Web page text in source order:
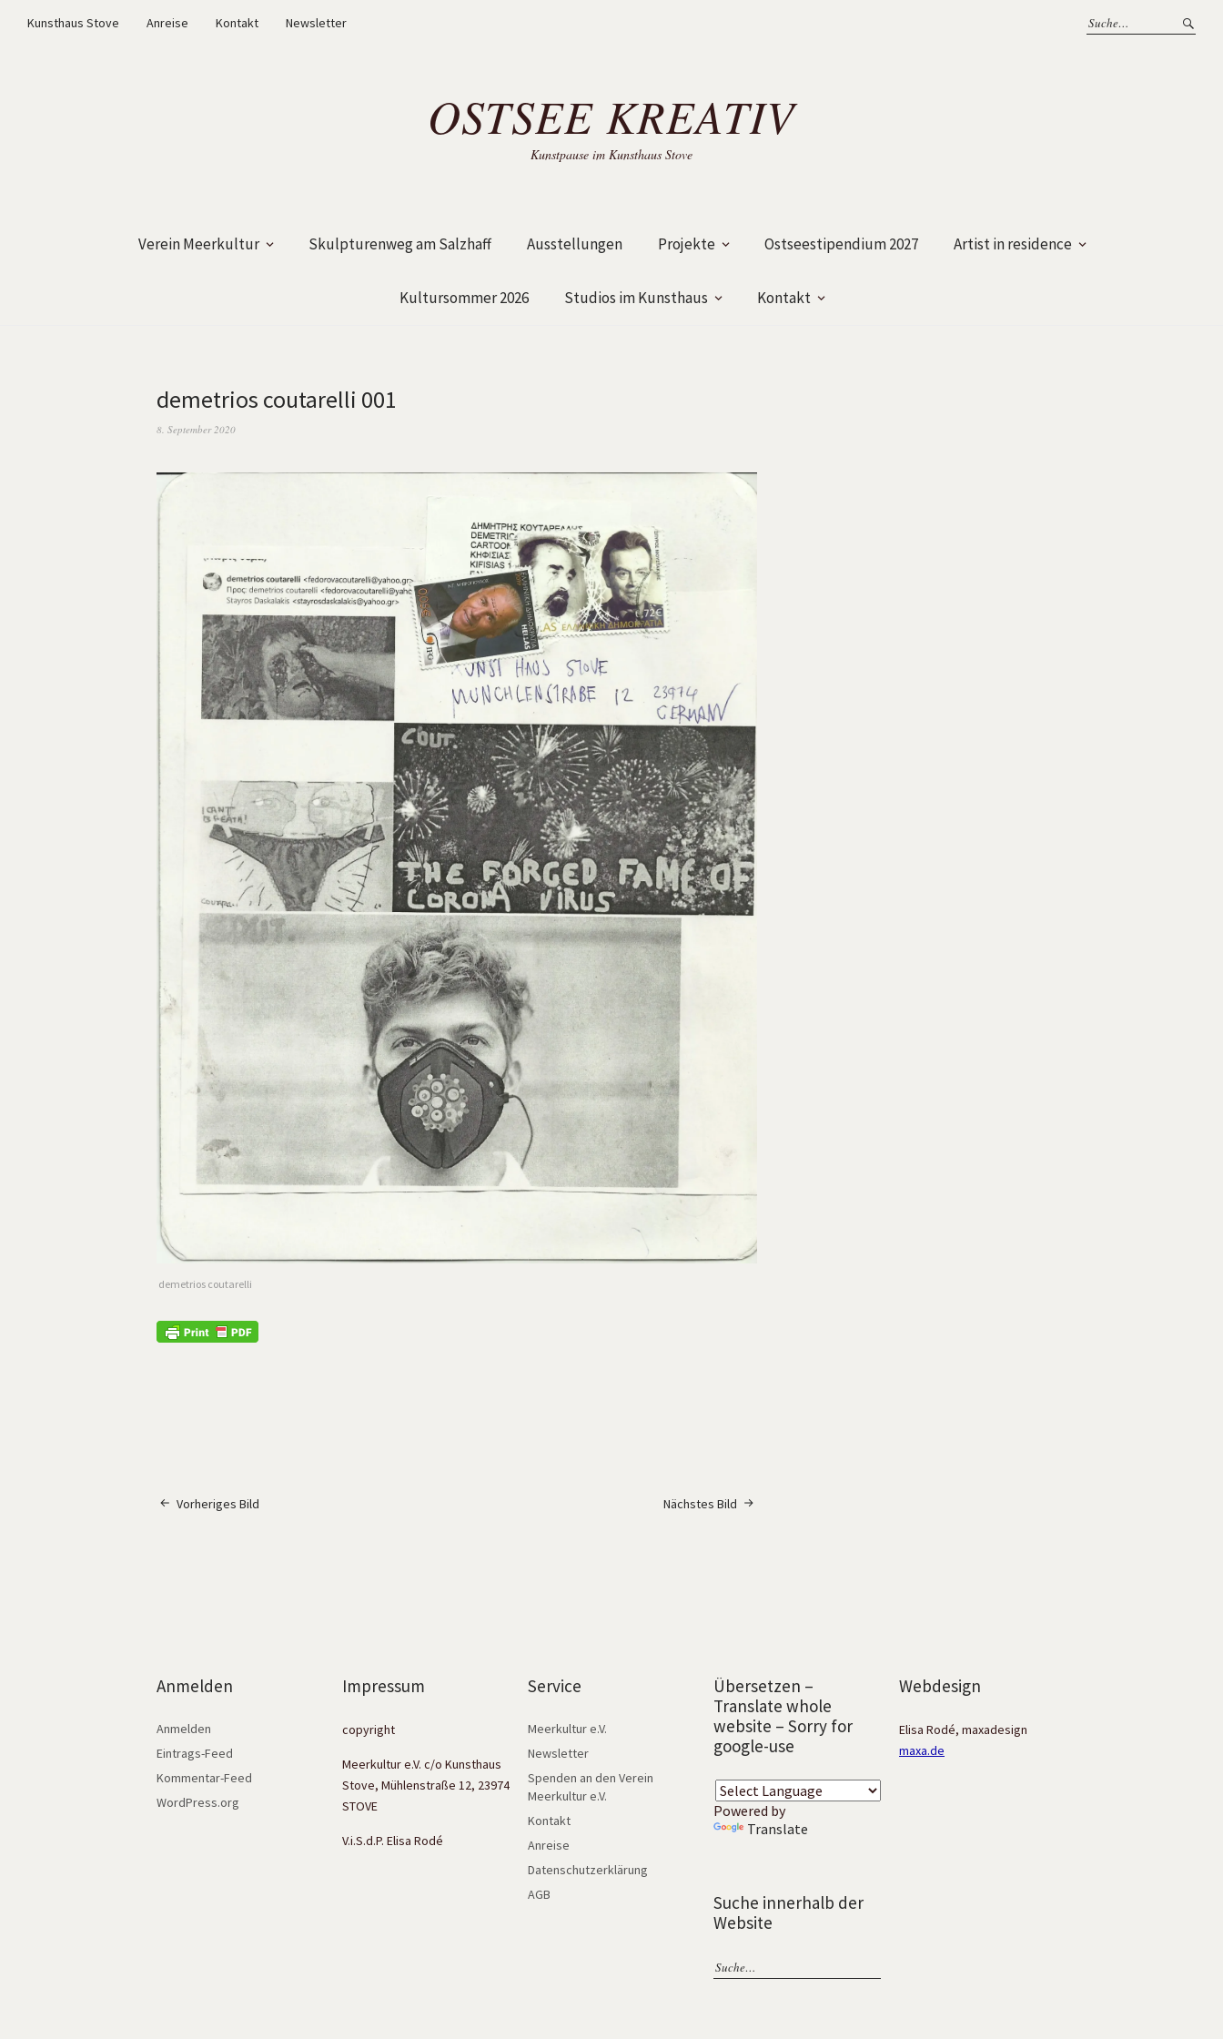
Kunsthaus Stove Anreise Kontakt Newsletter
OSTSEE KREATIV
Kunstpause im Kunsthaus Stove
Verein Meerkultur Skulpturenweg am Salzhaff Ausstellungen Projekte Ostseestipendium 2027 Artist in residence
Kultursommer 2026 Studios im Kunsthaus Kontakt
demetrios coutarelli 001
8. September 2020
demetrios coutarelli
Nächstes Bild
Vorheriges Bild
Anmelden
Anmelden
Eintrags-Feed
Kommentar-Feed
WordPress.org
Impressum
copyright
Meerkultur e.V. c/o Kunsthaus
Stove, Mühlenstraße 12, 23974
STOVE
V.i.S.d.P. Elisa Rodé
Service
Meerkultur e.V.
Newsletter
Spenden an den Verein
Meerkultur e.V.
Kontakt
Anreise
Datenschutzerklärung
AGB
Übersetzen –
Translate whole
website – Sorry for
google-use
Powered by
Translate
Suche innerhalb der
Website
Webdesign
Elisa Rodé, maxadesign
maxa.de